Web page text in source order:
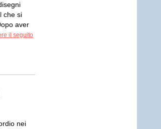
che si
aver
il seguito
nei